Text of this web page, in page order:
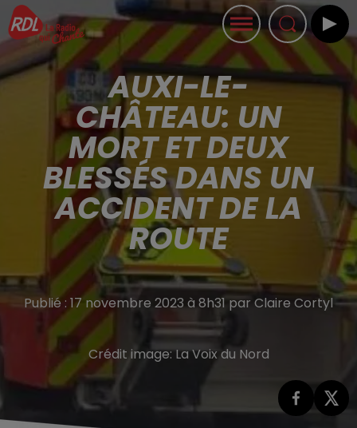
AUXI-LE-
CHÂTEAU: UN
MORT ET DEUX
BLESSÉS DANS UN
ACCIDENT DE LA
ROUTE
Publié : 17 novembre 2023 à 8h31 par Claire Cortyl
Crédit image:La Voix du Nord